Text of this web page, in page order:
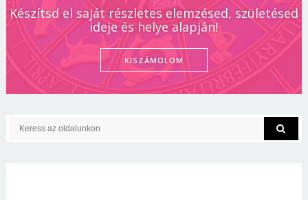
Készítsd el saját részletes elemzésed, születésed
ideje és helye alapján!
KISZÁMOLOM